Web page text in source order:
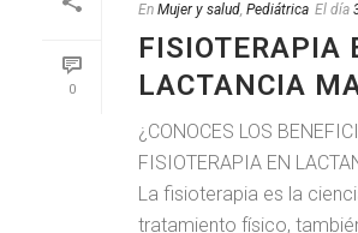
0
En Mujer y salud, Pediátrica El día
FISIOTERAPIA
LACTANCIA
¿CONOCES LOS
FISIOTERAPIA EN
La fisioterapia es la
tratamiento físico,